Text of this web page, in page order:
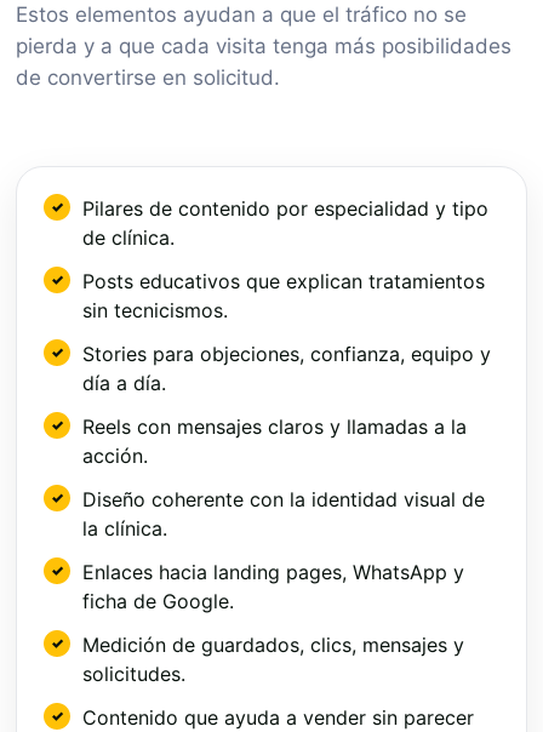
Estos elementos ayudan a que el tráfico no se
pierda y a que cada visita tenga más posibilidades
de convertirse en solicitud.
Pilares de contenido por especialidad y tipo
de clínica.
Posts educativos que explican tratamientos
sin tecnicismos.
Stories para objeciones, confianza, equipo y
día a día.
Reels con mensajes claros y llamadas a la
acción.
Diseño coherente con la identidad visual de
la clínica.
Enlaces hacia landing pages, WhatsApp y
ficha de Google.
Medición de guardados, clics, mensajes y
solicitudes.
Contenido que ayuda a vender sin parecer